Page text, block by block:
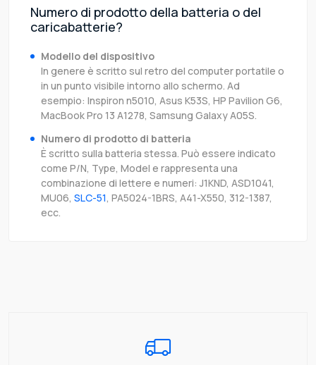
Numero di prodotto della batteria o del
caricabatterie?
Modello del dispositivo
In genere è scritto sul retro del computer portatile o
in un punto visibile intorno allo schermo. Ad
esempio: Inspiron n5010, Asus K53S, HP Pavilion G6,
MacBook Pro 13 A1278, Samsung Galaxy A05S.
Numero di prodotto di batteria
È scritto sulla batteria stessa. Può essere indicato
come P/N, Type, Model e rappresenta una
combinazione di lettere e numeri: J1KND, ASD1041,
MU06, SLC-51, PA5024-1BRS, A41-X550, 312-1387,
ecc.